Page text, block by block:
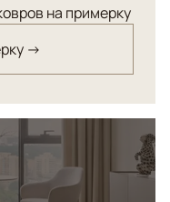
в
тонким
на примерку
→